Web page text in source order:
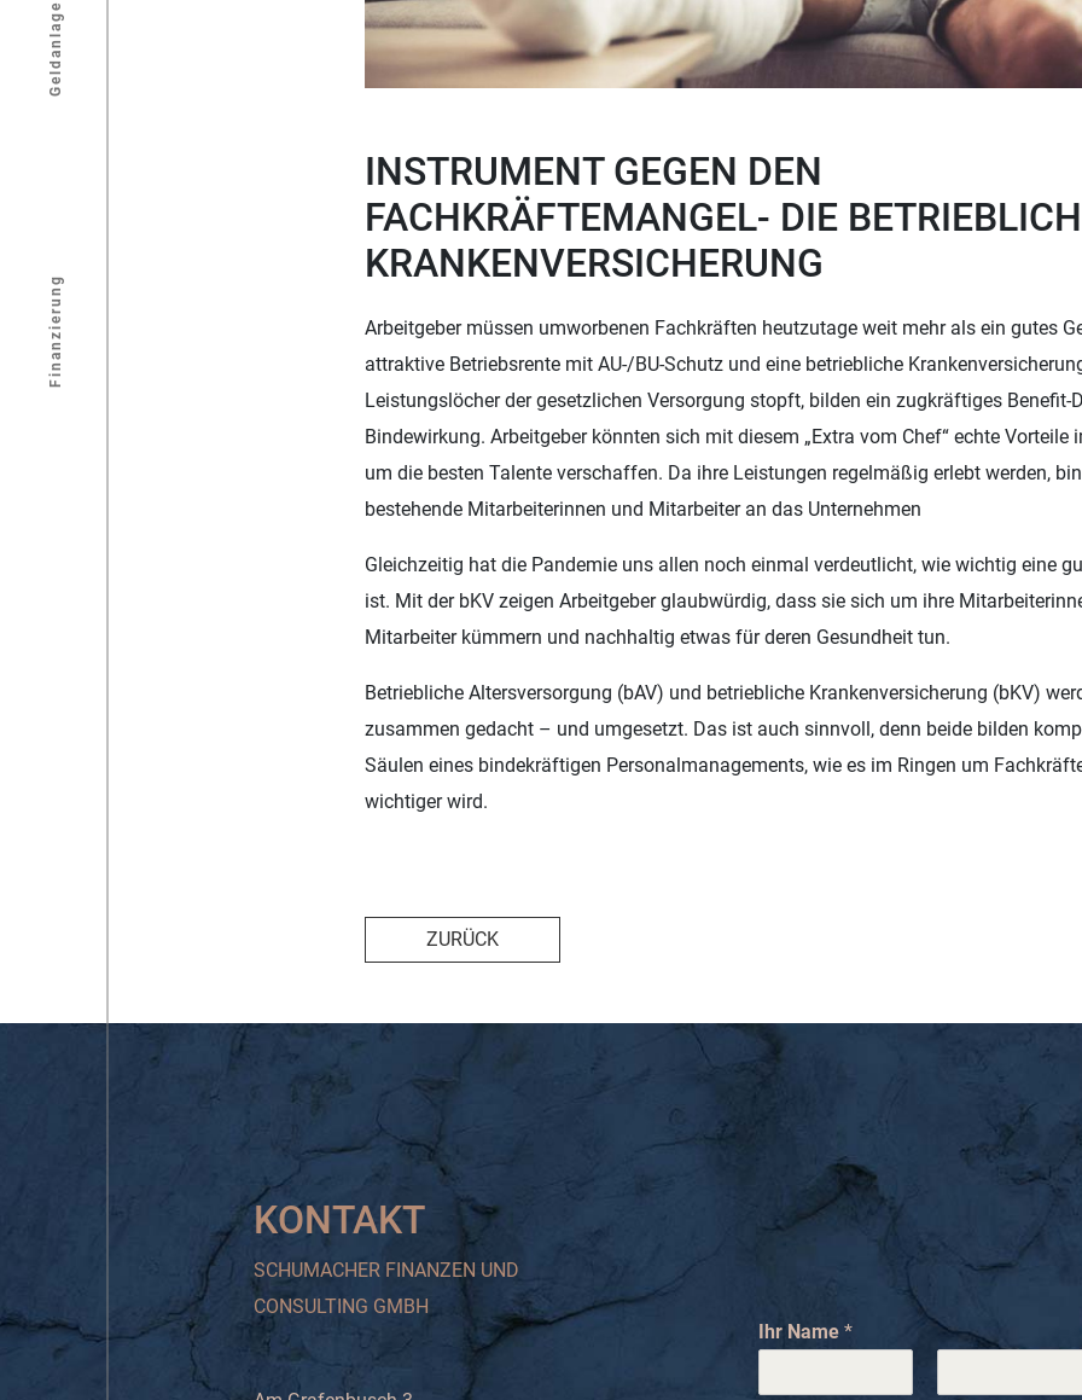
Finanzierung
Geldanlage
INSTRUMENT GEGEN DEN
FACHKRÄFTEMANGEL- DIE
KRANKENVERSICHERUNG
Arbeitgeber müssen umworbenen Fachkräften heutzutage weit mehr als ein gutes
attraktive Betriebsrente mit AU-/BU-Schutz und eine betriebliche
Leistungslöcher der gesetzlichen Versorgung stopft, bilden ein zugkräftiges Benefit-
Bindewirkung. Arbeitgeber könnten sich mit diesem „Extra vom Chef“ echte Vorteile
um die besten Talente verschaffen. Da ihre Leistungen regelmäßig erlebt werden,
bestehende Mitarbeiterinnen und Mitarbeiter an das Unternehmen
Gleichzeitig hat die Pandemie uns allen noch einmal verdeutlicht, wie wichtig eine
ist. Mit der bKV zeigen Arbeitgeber glaubwürdig, dass sie sich um ihre
Mitarbeiter kümmern und nachhaltig etwas für deren Gesundheit tun.
Betriebliche Altersversorgung (bAV) und betriebliche Krankenversicherung (bKV)
zusammen gedacht – und umgesetzt. Das ist auch sinnvoll, denn beide bilden
Säulen eines bindekräftigen Personalmanagements, wie es im Ringen um
wichtiger wird.
ZURÜCK
KONTAKT
SCHUMACHER FINANZEN UND
CONSULTING GMBH
Ihr Name *